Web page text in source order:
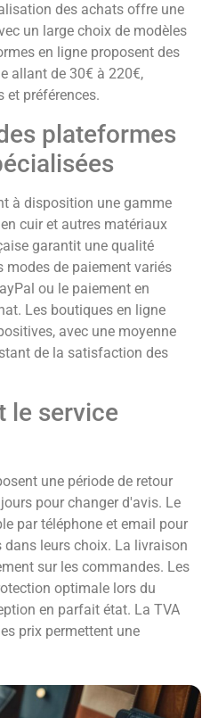
des achats offre une
un large choix de modèles
en ligne proposent des
allant de 30€ à 220€,
et préférences.
plateformes
à disposition une gamme
cuir et autres matériaux
garantit une qualité
modes de paiement variés
ou le paiement en
Les boutiques en ligne
avec une moyenne
de la satisfaction des
le service
une période de retour
pour changer d'avis. Le
par téléphone et email pour
leurs choix. La livraison
sur les commandes. Les
optimale lors du
en parfait état. La TVA
prix permettent une